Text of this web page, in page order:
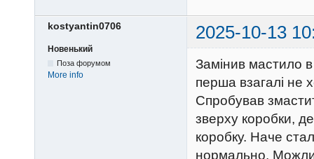
kostyantin0706 2025-10-13
Новенький
Поза форумом
More info
Замінив мастило
перша взагалі не
Спробував
зверху коробки,
коробку. Наче
нормально.